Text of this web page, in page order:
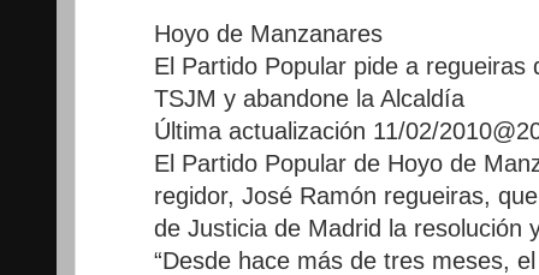
Hoyo de Manzanares
El Partido Popular pide a regueiras
TSJM y abandone la Alcaldía
Última actualización 11/02/
El Partido Popular de Hoyo de
regidor, José Ramón regueiras,
de Justicia de Madrid la resolución
“Desde hace más de tres meses,